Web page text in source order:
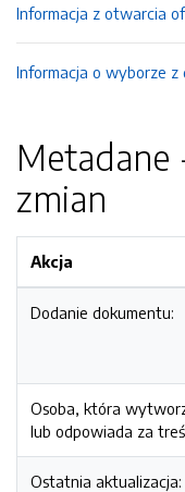
Informacja z otwarcia
Informacja o wyborze z
Metadane
zmian
Akcja
Dodanie dokumentu:
Osoba, która
lub odpowiada za
Ostatnia aktualizacja: